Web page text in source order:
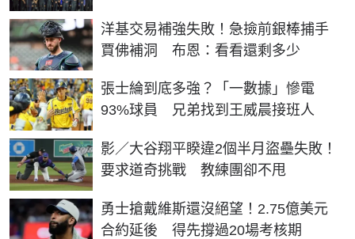
洋基交易補強失敗！急撿前銀棒捕手
賈佛補洞 布恩：看看還剩多少
張士綸到底多強？「一數據」慘電
93%球員 兄弟找到王威晨接班人
影／大谷翔平睽違2個半月盜壘失敗！
要求道奇挑戰 教練團卻不甩
勇士搶戴維斯還沒絕望！2.75億美元
合約延後 得先撐過20場考核期